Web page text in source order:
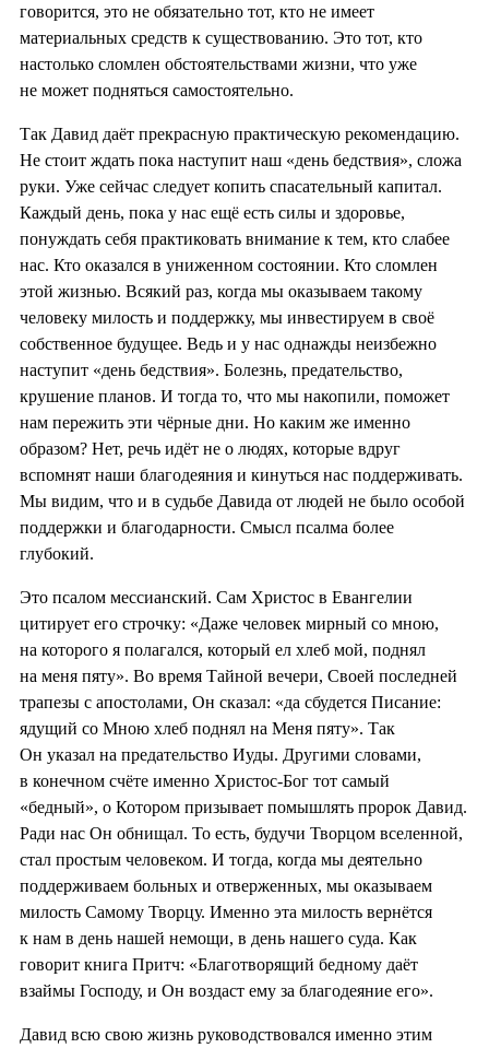
говорится, это не обязательно тот, кто не имеет
материальных средств к существованию. Это тот, кто
настолько сломлен обстоятельствами жизни, что уже
не может подняться самостоятельно.
Так Давид даёт прекрасную практическую рекомендацию.
Не стоит ждать пока наступит наш «день бедствия», сложа
руки. Уже сейчас следует копить спасательный капитал.
Каждый день, пока у нас ещё есть силы и здоровье,
понуждать себя практиковать внимание к тем, кто слабее
нас. Кто оказался в униженном состоянии. Кто сломлен
этой жизнью. Всякий раз, когда мы оказываем такому
человеку милость и поддержку, мы инвестируем в своё
собственное будущее. Ведь и у нас однажды неизбежно
наступит «день бедствия». Болезнь, предательство,
крушение планов. И тогда то, что мы накопили, поможет
нам пережить эти чёрные дни. Но каким же именно
образом? Нет, речь идёт не о людях, которые вдруг
вспомнят наши благодеяния и кинуться нас поддерживать.
Мы видим, что и в судьбе Давида от людей не было особой
поддержки и благодарности. Смысл псалма более
глубокий.
Это псалом мессианский. Сам Христос в Евангелии
цитирует его строчку: «Даже человек мирный со мною,
на которого я полагался, который ел хлеб мой, поднял
на меня пяту». Во время Тайной вечери, Своей последней
трапезы с апостолами, Он сказал: «да сбудется Писание:
ядущий со Мною хлеб поднял на Меня пяту». Так
Он указал на предательство Иуды. Другими словами,
в конечном счёте именно Христос-Бог тот самый
«бедный», о Котором призывает помышлять пророк Давид.
Ради нас Он обнищал. То есть, будучи Творцом вселенной,
стал простым человеком. И тогда, когда мы деятельно
поддерживаем больных и отверженных, мы оказываем
милость Самому Творцу. Именно эта милость вернётся
к нам в день нашей немощи, в день нашего суда. Как
говорит книга Притч: «Благотворящий бедному даёт
взаймы Господу, и Он воздаст ему за благодеяние его».
Давид всю свою жизнь руководствовался именно этим